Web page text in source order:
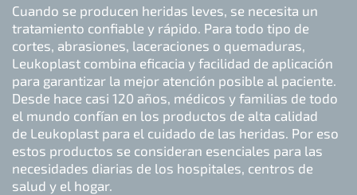
Cuando se producen heridas leves, se necesita un
tratamiento confiable y rápido. Para todo tipo de
cortes, abrasiones, laceraciones o quemaduras,
Leukoplast combina eficacia y facilidad de aplicación
para garantizar la mejor atención posible al paciente.
Desde hace casi 120 años, médicos y familias de todo
el mundo confían en los productos de alta calidad
de Leukoplast para el cuidado de las heridas. Por eso
estos productos se consideran esenciales para las
necesidades diarias de los hospitales, centros de
salud y el hogar.